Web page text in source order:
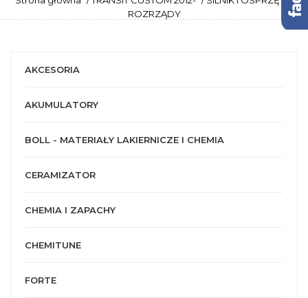
ROZRZĄDY
AKCESORIA
AKUMULATORY
BOLL - MATERIAŁY LAKIERNICZE I CHEMIA
CERAMIZATOR
CHEMIA I ZAPACHY
CHEMITUNE
FORTE